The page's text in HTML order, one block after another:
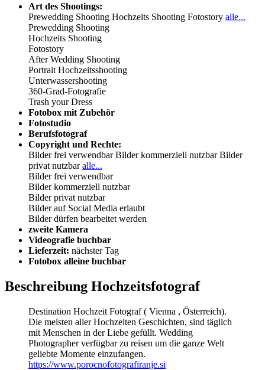
Art des Shootings:
Prewedding Shooting Hochzeits Shooting Fotostory alle...
Prewedding Shooting
Hochzeits Shooting
Fotostory
After Wedding Shooting
Portrait Hochzeitsshooting
Unterwassershooting
360-Grad-Fotografie
Trash your Dress
Fotobox mit Zubehör
Fotostudio
Berufsfotograf
Copyright und Rechte:
Bilder frei verwendbarBilder kommerziell nutzbarBilder
privat nutzbaralle...
Bilder frei verwendbar
Bilder kommerziell nutzbar
Bilder privat nutzbar
Bilder auf Social Media erlaubt
Bilder dürfen bearbeitet werden
zweite Kamera
Videografie buchbar
Lieferzeit: nächster Tag
Fotobox alleine buchbar
Beschreibung Hochzeitsfotograf
Destination Hochzeit Fotograf ( Vienna , Österreich).
Die meisten aller Hochzeiten Geschichten, sind täglich
mit Menschen in der Liebe gefüllt. Wedding
Photographer verfügbar zu reisen um die ganze Welt
geliebte Momente einzufangen.
https://www.porocnofotografiranje.si